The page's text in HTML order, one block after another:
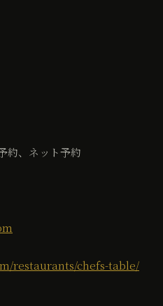
約、ネット予約
restaurants/chefs-table/